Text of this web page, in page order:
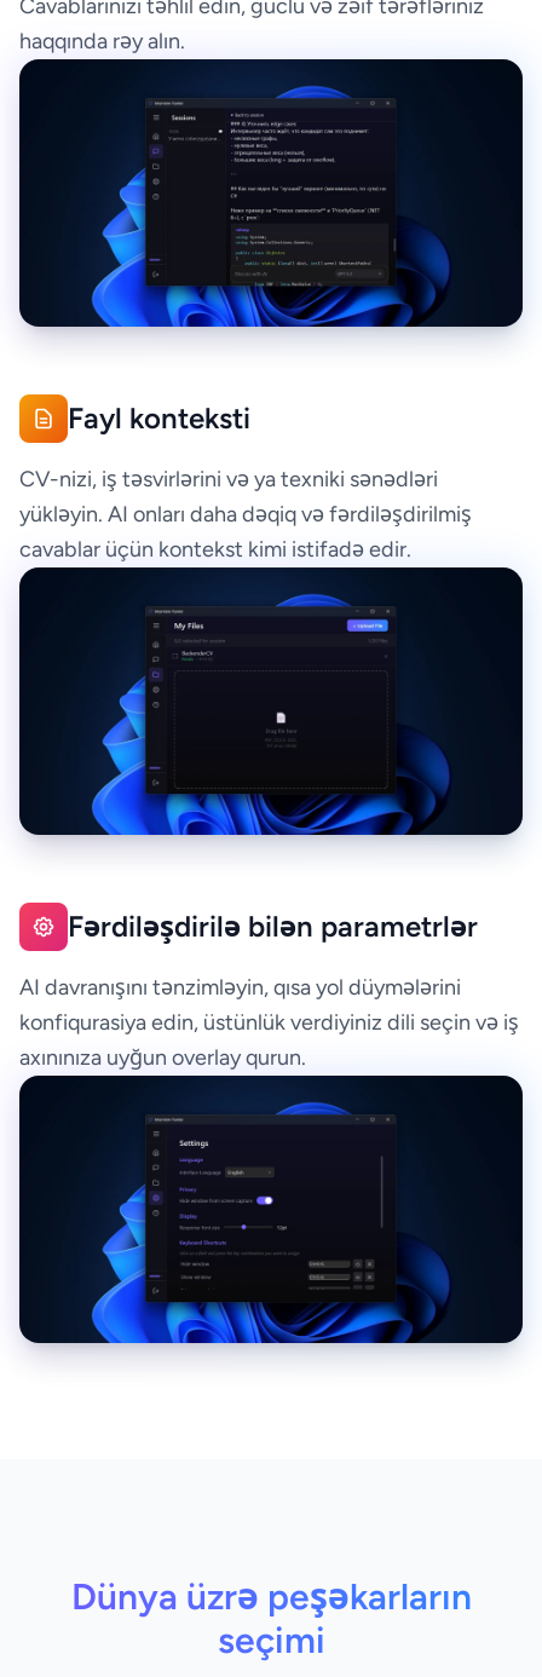
Cavablarınızı təhlil edin, güclü və zəif tərəfləriniz
haqqında rəy alın.
Fayl konteksti
CV-nizi, iş təsvirlərini və ya texniki sənədləri
yükləyin. AI onları daha dəqiq və fərdiləşdirilmiş
cavablar üçün kontekst kimi istifadə edir.
Fərdiləşdirilə bilən parametrlər
AI davranışını tənzimləyin, qısa yol düymələrini
konfiqurasiya edin, üstünlük verdiyiniz dili seçin və iş
axınınıza uyğun overlay qurun.
Dünya üzrə peşəkarların
seçimi